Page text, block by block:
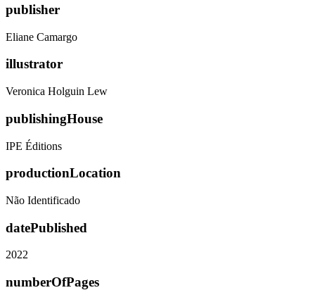
publisher
Eliane Camargo
illustrator
Veronica Holguin Lew
publishingHouse
IPE Éditions
productionLocation
Não Identificado
datePublished
2022
numberOfPages